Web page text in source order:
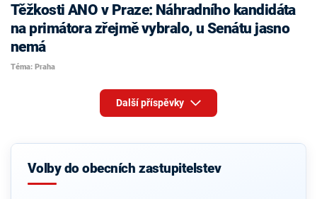
Těžkosti ANO v Praze: Náhradního kandidáta
na primátora zřejmě vybralo, u Senátu jasno
nemá
Téma: Praha
Další příspěvky
Volby do obecních zastupitelstev